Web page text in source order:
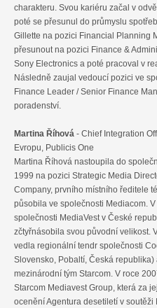
charakteru. Svou kariéru začal v
poté se přesunul do průmyslu
Gillette na pozici Financial Planning
přesunout na pozici Finance &
Sony Electronics a poté pracoval v
Následně zaujal vedoucí pozici ve
Finance Leader / Senior Finance
poradenství.
Martina Říhová - Chief Integration
Evropu, Publicis One
Martina Říhová nastoupila do
1999 na pozici Strategic Media
Company, prvního místního ředitele
působila ve společnosti Mediacom.
společnosti MediaVest v České
zčtyřnásobila svou původní velikost.
vedla regionální tendr společnosti
Slovensko, Pobaltí, Česká
mezinárodní tým Starcom. V roce
Starcom Mediavest Group, která za
ocenění Agentura desetiletí v soutěži